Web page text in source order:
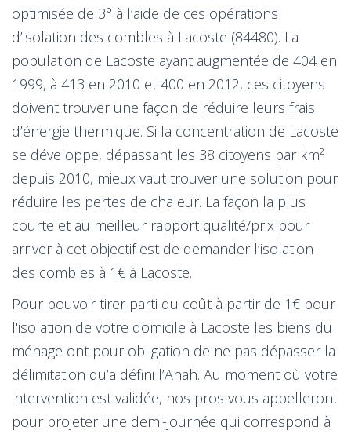
optimisée de 3° à l’aide de ces opérations
d’isolation des combles à Lacoste (84480). La
population de Lacoste ayant augmentée de 404 en
1999, à 413 en 2010 et 400 en 2012, ces citoyens
doivent trouver une façon de réduire leurs frais
d’énergie thermique. Si la concentration de Lacoste
se développe, dépassant les 38 citoyens par km²
depuis 2010, mieux vaut trouver une solution pour
réduire les pertes de chaleur. La façon la plus
courte et au meilleur rapport qualité/prix pour
arriver à cet objectif est de demander l’isolation
des combles à 1€ à Lacoste.
Pour pouvoir tirer parti du coût à partir de 1€ pour
l'isolation de votre domicile à Lacoste les biens du
ménage ont pour obligation de ne pas dépasser la
délimitation qu’a défini l’Anah. Au moment où votre
intervention est validée, nos pros vous appelleront
pour projeter une demi-journée qui correspond à